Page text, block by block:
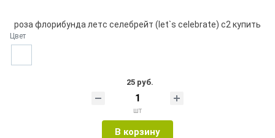
роза флорибунда лeтc сeлeбpeйт (let`s celebrate) с2 купить
Цвет
25 руб.
шт
В корзину